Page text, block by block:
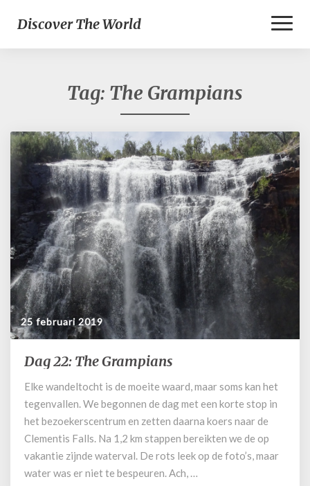
Discover The World
Tag: The Grampians
25 februari 2019
Dag
The
Grampians
Dag 22: The Grampians
Elke wandeltocht is de moeite waard, maar soms kan het
tegenvallen. We begonnen de dag met een korte stop in
het bezoekerscentrum en zetten daarna koers naar de
Clementis Falls. Na 1,2 km stappen bereikten we de op
vakantie zijnde waterval. De rots leek op de foto’s, maar
water was er niet te bespeuren. Ach, …